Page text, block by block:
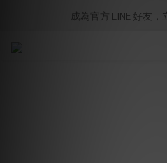
成為官方 LINE 好友，